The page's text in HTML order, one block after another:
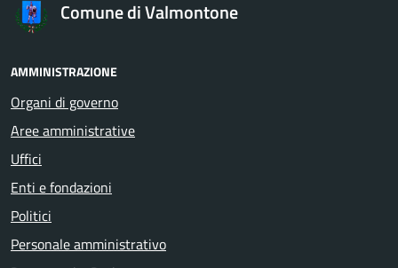
Comune di Valmontone
AMMINISTRAZIONE
Organi di governo
Aree amministrative
Uffici
Enti e fondazioni
Politici
Personale amministrativo